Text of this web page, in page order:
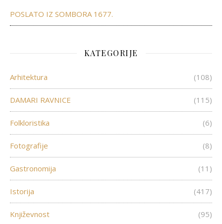
POSLATO IZ SOMBORA 1677.
KATEGORIJE
Arhitektura (108)
DAMARI RAVNICE (115)
Folkloristika (6)
Fotografije (8)
Gastronomija (11)
Istorija (417)
Književnost (95)